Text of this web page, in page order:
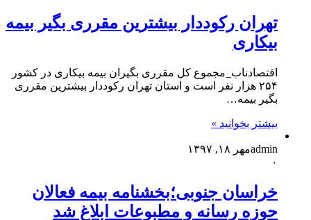
تهران رکوددار بیشترین مقرری بگیر بیمه
بیکاری
اقتصادناب_مجموع کل مقرری بگیران بیمه بیکاری در کشور
۲۵۴ هزار نفر است و استان تهران رکوددار بیشترین مقرری
بگیر بیمه…
بیشتر بخوانید »
adminمهر ۱۸, ۱۳۹۷
۰
خراسان جنوبی؛بخشنامه بیمه فعالان
حوزه رسانه و مطبوعات ابلاغ شد